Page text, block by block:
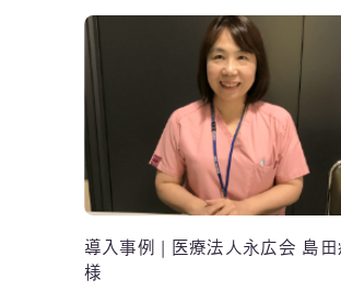
導入事例 | 医療法人永広会 島田
様